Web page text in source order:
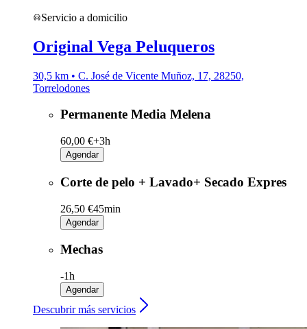
Servicio a domicilio
Original Vega Peluqueros
30,5 km • C. José de Vicente Muñoz, 17, 28250,
Torrelodones
Permanente Media Melena
60,00 €+3h
Agendar
Corte de pelo + Lavado+ Secado Expres
26,50 €45min
Agendar
Mechas
-1h
Agendar
Descubrir más servicios